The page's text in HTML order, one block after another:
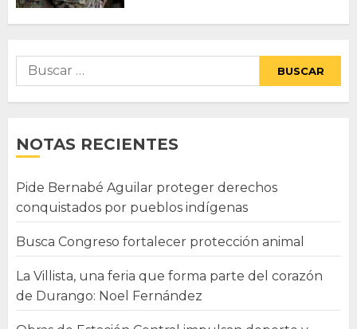
Buscar:
NOTAS RECIENTES
Pide Bernabé Aguilar proteger derechos
conquistados por pueblos indígenas
Busca Congreso fortalecer protección animal
La Villista, una feria que forma parte del corazón
de Durango: Noel Fernández